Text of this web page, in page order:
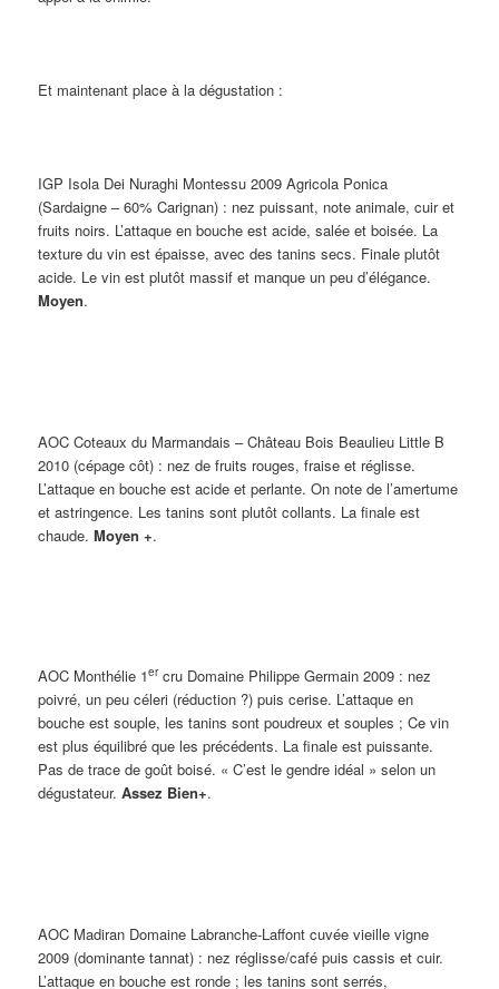
Et maintenant place à la dégustation :
IGP Isola Dei Nuraghi Montessu 2009 Agricola Ponica
(Sardaigne – 60% Carignan) : nez puissant, note animale, cuir et
fruits noirs. L’attaque en bouche est acide, salée et boisée. La
texture du vin est épaisse, avec des tanins secs. Finale plutôt
acide. Le vin est plutôt massif et manque un peu d’élégance.
Moyen.
AOC Coteaux du Marmandais – Château Bois Beaulieu Little B
2010 (cépage côt) : nez de fruits rouges, fraise et réglisse.
L’attaque en bouche est acide et perlante. On note de l’amertume
et astringence. Les tanins sont plutôt collants. La finale est
chaude.Moyen +.
AOC Monthélie 1ercru Domaine Philippe Germain 2009 : nez
poivré, un peu céleri (réduction ?) puis cerise. L’attaque en
bouche est souple, les tanins sont poudreux et souples ; Ce vin
est plus équilibré que les précédents. La finale est puissante.
Pas de trace de goût boisé. « C’est le gendre idéal » selon un
dégustateur.Assez Bien+.
AOC Madiran Domaine Labranche-Laffont cuvée vieille vigne
2009 (dominante tannat) : nez réglisse/café puis cassis et cuir.
L’attaque en bouche est ronde ; les tanins sont serrés,